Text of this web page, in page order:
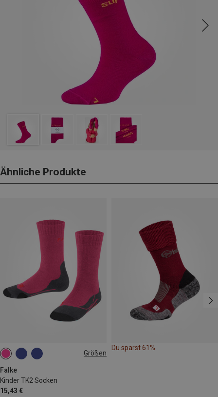
Ähnliche Produkte
Größen
Falke
Kinder TK2 Socken
15,43 €
23|24|25|26
31|32|33|34
Du sparst 61%